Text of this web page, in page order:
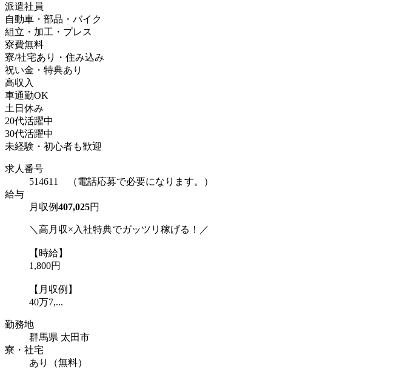
派遣社員
自動車・部品・バイク
組立・加工・プレス
寮費無料
寮/社宅あり・住み込み
祝い金・特典あり
高収入
車通勤OK
土日休み
20代活躍中
30代活躍中
未経験・初心者も歓迎
求人番号
514611 （電話応募で必要になります。）
給与
月収例407,025円
＼高月収×入社特典でガッツリ稼げる！／
【時給】
1,800円
【月収例】
40万7,...
勤務地
群馬県 太田市
寮・社宅
あり（無料）